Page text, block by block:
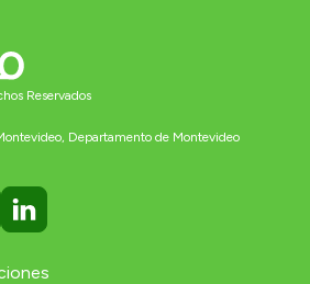
Reservados
Departamento de Montevideo